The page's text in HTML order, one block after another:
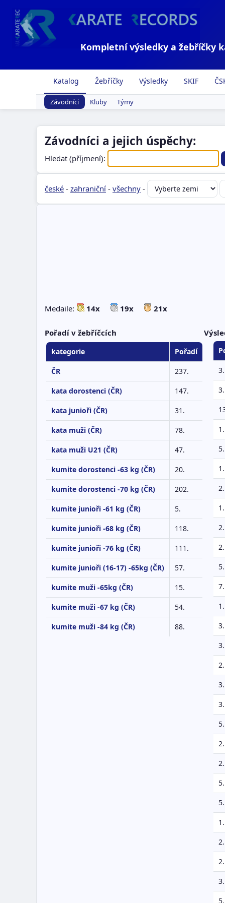
Kompletní výsledky a žebříčky
Katalog Žebříčky Výsledky SKIF
Závodníci Kluby Týmy
Závodníci a jejich úspěchy:
Hledat (příjmení):
české - zahraniční - všechny -
Medaile: 14x 19x 21x
Pořadí v žebříčcích
kategorie Pořadí
ČR 237.
kata dorostenci (ČR) 147.
kata junioři (ČR) 31.
kata muži (ČR) 78.
kata muži U21 (ČR) 47.
kumite dorostenci -63 kg (ČR) 20.
kumite dorostenci -70 kg (ČR) 202.
kumite junioři -61 kg (ČR) 5.
kumite junioři -68 kg (ČR) 118.
kumite junioři -76 kg (ČR) 111.
kumite junioři (16-17) -65kg (ČR) 57.
kumite muži -65kg (ČR) 15.
kumite muži -67 kg (ČR) 54.
kumite muži -84 kg (ČR) 88.
3.
3.
1.
5.
1.
2.
1.
2.
2.
5.
7.
1.
3.
3.
2.
3.
3.
5.
2.
2.
5.
5.
1.
2.
2.
3.
5.